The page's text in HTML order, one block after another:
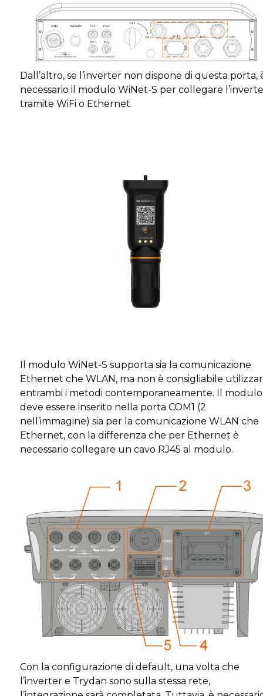
Dall’altro, se l’inverter non dispone di questa porta,
necessario il modulo WiNet-S per collegare
tramite WiFi o Ethernet.
Il modulo WiNet-S supporta sia la comunicazione
Ethernet che WLAN, ma non è consigliabile
entrambi i metodi contemporaneamente. Il modulo
deve essere inserito nella porta COM1 (2
nell’immagine) sia per la comunicazione WLAN che
Ethernet, con la differenza che per Ethernet è
necessario collegare un cavo RJ45 al modulo.
Con la configurazione di default, una volta che
l’inverter e Trydan sono sulla stessa rete,